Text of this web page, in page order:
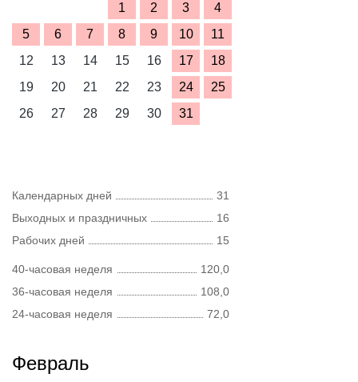
1
2 3
4
5
6 7 8 9 10
11
12
13 14 15 16 17
18
19
20 21 22 23 24
25
26
27 28 29 30 31
Календарных дней
31
Выходных и праздничных
16
Рабочих дней
15
40-часовая неделя
120,0
36-часовая неделя
108,0
24-часовая неделя
72,0
Февраль